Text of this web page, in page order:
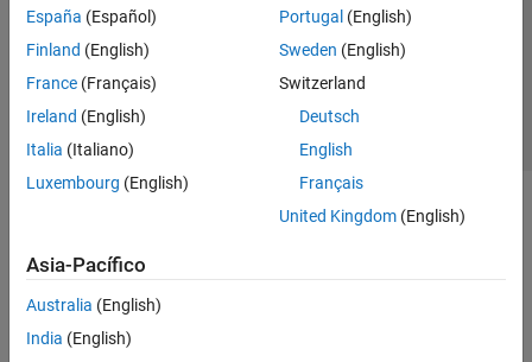
España (Español)
Finland (English)
France (Français)
Ireland (English)
Italia (Italiano)
Luxembourg (English)
Portugal (English)
Sweden (English)
Switzerland
Deutsch
English
Français
United Kingdom(English)
Asia-Pacífico
Australia (English)
India (English)
© 1994-2026 The MathWorks, Inc.